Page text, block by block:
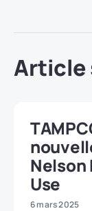
Article
Nelson
Use
6 mars 2025